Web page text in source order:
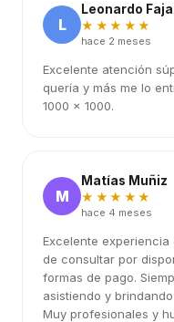
L
Leonardo
★★★★★
hace 2 meses
Excelente atención
quería y más me lo
1000 x 1000.
M
Matías Muñiz
★★★★★
hace 4 meses
Excelente experiencia
de consultar por
formas de pago.
asistiendo y
Muy profesionales y